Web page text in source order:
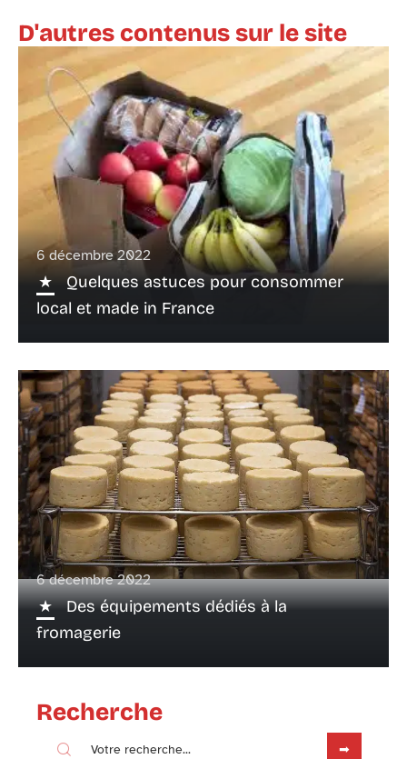
D'autres contenus sur le site
6 décembre 2022
Quelques astuces pour consommer
local et made in France
6 décembre 2022
Des équipements dédiés à la
fromagerie
Recherche